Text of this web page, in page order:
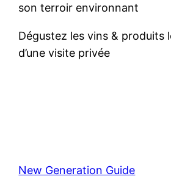
son terroir environnant
Dégustez les vins & produits
d’une visite privée
New Generation Guide